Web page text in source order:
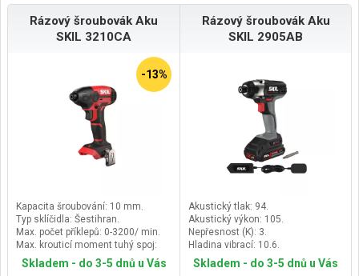
nabíječky, které lze koupit jako
zvláštní příslušenství. Baterie a
nabíječky koupíš pouze jednou,
další nářadí už kupuješ bez baterie!
Funkce PowerShare „One Battery,
Upgrade Power“ znamená, že
stejnou 20V baterii lze použít ve
více konfiguracích pro napájení
40V a 80V produktůHlavní
výhodyTechnologie bezuhlíkového
motoru. Má až 10x delší životnost
motoru, o 50 % delší dobu chodu a
o 25 % vyšší výkon než tradiční
životnostíOdolné kovové pouzdro
převodovky: Kovové pouzdro
převodovky zajišťuje mimořádnou
odolnost a dlouhodobý provoz
zařízení, a to i v náročných
Rázový šroubovák Aku
SKIL 3210CA
-13%
Kapacita šroubování: 10 mm.
Typ sklíčidla: Šestihran.
Max. počet příklepů: 0-3200/ min.
Max. krouticí moment tuhý spoj:
140 Nm.
Skladem - do 3-5 dnů u Vás
Rázový šroubovák Aku
SKIL 2905AB
Akustický tlak: 94.
Akustický výkon: 105.
Nepřesnost (K): 3.
Hladina vibrací: 10.6.
Skladem - do 3-5 dnů u Vás